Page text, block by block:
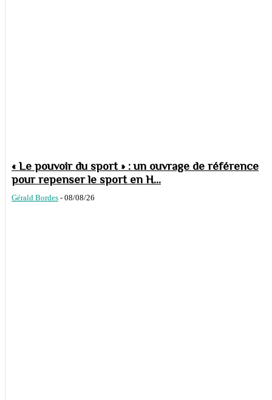
« Le pouvoir du sport » : un ouvrage de référence
pour repenser le sport en H...
Gérald Bordes - 08/08/26